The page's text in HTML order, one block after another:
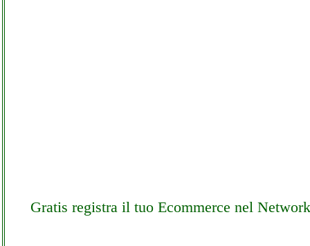
Gratis registra il tuo Ecommerce nel Network